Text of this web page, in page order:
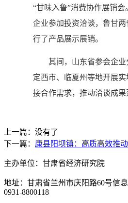
“甘味入鲁”消费协作展销会
企业参加投资洽谈，鲁甘两
行了产品展示展销。
其间，山东省参会企业
定西市、临夏州等地开展
接合作需求，推动洽谈成果
上一篇：没有了
下一篇： 康县阳坝镇：高质高效推
主办单位：甘肃省经济研究院
地址：甘肃省兰州市庆阳路60号信
0931-8800118